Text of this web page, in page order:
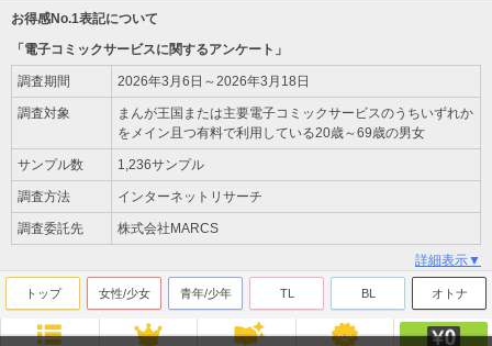
お得感No.1表記について
「電子コミックサービスに関するアンケート」
調査期間 2026年3月6日～2026年3月18日
調査対象
まんが王国または主要電子コミックサービスのうちいずれか
をメイン且つ有料で利用している20歳～69歳の男女
サンプル数 1,236サンプル
調査方法 インターネットリサーチ
調査委託先 株式会社MARCS
詳細表示▼
トップ 女性/少女 青年/少年 TL BL オトナ